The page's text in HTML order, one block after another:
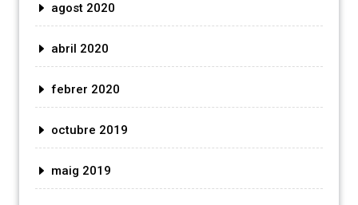
agost 2020
abril 2020
febrer 2020
octubre 2019
maig 2019